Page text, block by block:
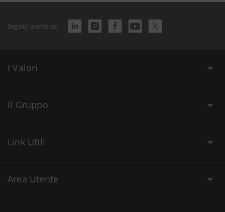
Seguici anche su
I Valori
Il Gruppo
Link Utili
Area Utente